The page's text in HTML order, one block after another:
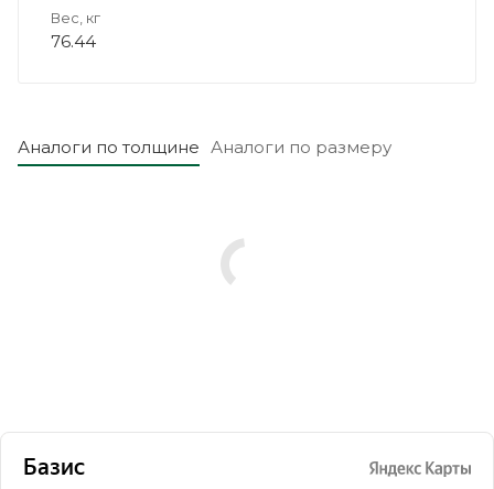
Вес, кг
76.44
Аналоги по толщине Аналоги по размеру